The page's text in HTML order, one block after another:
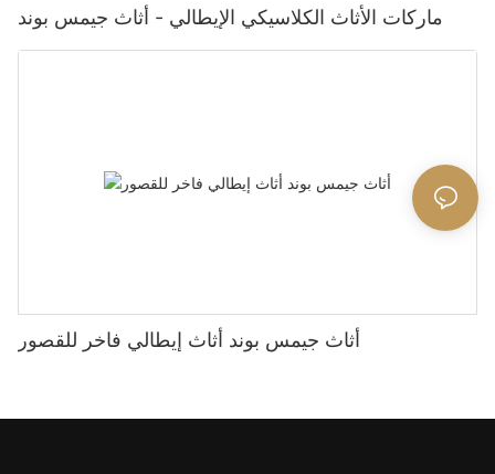
ماركات الأثاث الكلاسيكي الإيطالي - أثاث جيمس بوند
أثاث جيمس بوند أثاث إيطالي فاخر للقصور